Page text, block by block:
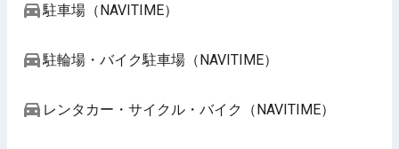
駐車場（NAVITIME）
駐輪場・バイク駐車場（NAVITIME）
レンタカー・サイクル・バイク（NAVITIME）